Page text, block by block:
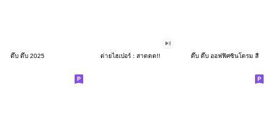
ดึ๊บ ดึ๊บ 2025 ต่ายไฮเปอร์ : สาดดด!! ดึ๊บ ดึ๊บ ออฟฟิศซินโดรม สี่